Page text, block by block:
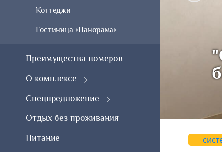
Коттеджи
Гостиница «Панорама»
Преимущества номеров
О комплексе
Спецпредложение
Отдых без проживания
Питание